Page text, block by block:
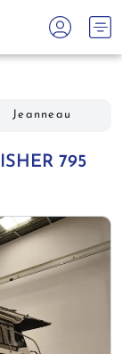
Jeanneau
795